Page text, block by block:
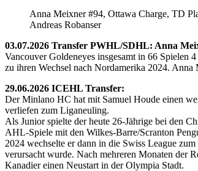
Anna Meixner #94, Ottawa Charge, TD
Andreas Robanser
03.07.2026 Transfer PWHL/SDHL: Anna
Vancouver Goldeneyes insgesamt in 66 Spielen
zu ihren Wechsel nach Nordamerika 2024.
29.06.2026 ICEHL Transfer:
Der Minlano HC hat mit Samuel Houde einen
verliefen zum Liganeuling.
Als Junior spielte der heute 26-Jährige bei den
AHL-Spiele mit den Wilkes-Barre/Scranton
2024 wechselte er dann in die Swiss League
verursacht wurde. Nach mehreren Monaten der
Kanadier einen Neustart in der Olympia Stadt.